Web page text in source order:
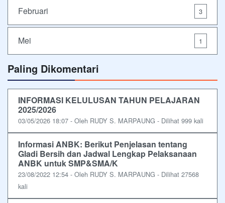
Februari 3
Mei 1
Paling Dikomentari
INFORMASI KELULUSAN TAHUN PELAJARAN
2025/2026
03/05/2026 18:07 - Oleh RUDY S. MARPAUNG - Dilihat 999 kali
Informasi ANBK: Berikut Penjelasan tentang
Gladi Bersih dan Jadwal Lengkap Pelaksanaan
ANBK untuk SMP&SMA/K
23/08/2022 12:54 - Oleh RUDY S. MARPAUNG - Dilihat 27568
kali